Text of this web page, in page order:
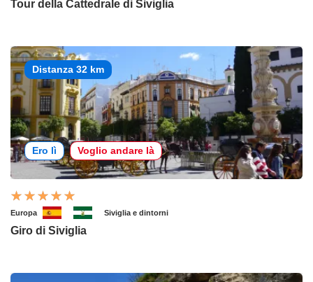
Tour della Cattedrale di Siviglia
Distanza 32 km
Ero lì Voglio andare là
Europa Siviglia e dintorni
Giro di Siviglia